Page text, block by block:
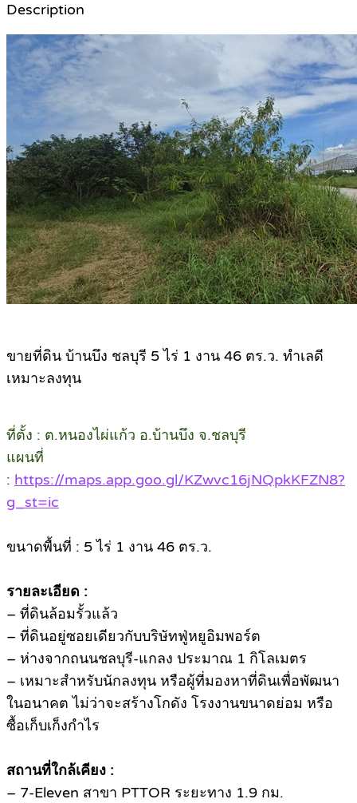
Description
ขายที่ดิน บ้านบึง ชลบุรี 5 ไร่ 1 งาน 46 ตร.ว. ทำเลดี
เหมาะลงทุน
ที่ตั้ง : ต.หนองไผ่แก้ว อ.บ้านบึง จ.ชลบุรี
แผนที่
: https://maps.app.goo.gl/KZwvc16jNQpkKFZN8?
g_st=ic
ขนาดพื้นที่ : 5 ไร่ 1 งาน 46 ตร.ว.
รายละเอียด :
– ที่ดินล้อมรั้วแล้ว
– ที่ดินอยู่ซอยเดียวกับบริษัทฟู่หยูอิมพอร์ต
– ห่างจากถนนชลบุรี-แกลง ประมาณ 1 กิโลเมตร
– เหมาะสำหรับนักลงทุน หรือผู้ที่มองหาที่ดินเพื่อพัฒนา
ในอนาคต ไม่ว่าจะสร้างโกดัง โรงงานขนาดย่อม หรือ
ซื้อเก็บเก็งกำไร
สถานที่ใกล้เคียง :
– 7-Eleven สาขา PTTOR ระยะทาง 1.9 กม.